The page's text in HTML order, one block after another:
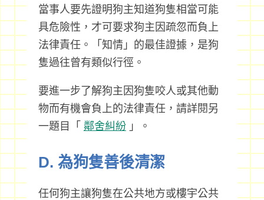
當事人要先證明狗主知道狗隻相當可能
具危險性，才可要求狗主因疏忽而負上
法律責任。「知情」的最佳證據，是狗
隻過往曾有類似行徑。
要進一步了解狗主因狗隻咬人或其他動
物而有機會負上的法律責任，請詳閱另
一題目「 鄰舍糾紛」。
D. 為狗隻善後清潔
任何狗主讓狗隻在公共地方或樓宇公共